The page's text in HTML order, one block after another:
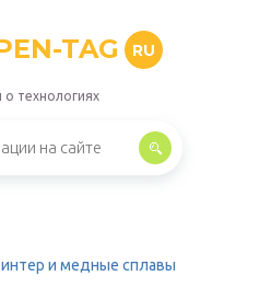
TAG RU
о технологиях
и медные сплавы